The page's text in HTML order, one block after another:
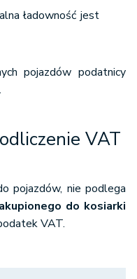
ładowność jest
pojazdów podatnicy
VAT
pojazdów, nie podlega
do kosiarki
VAT.